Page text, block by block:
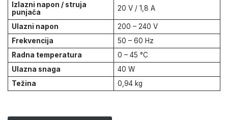
Izlazni napon / struja
punjača
20 V / 1,8 A
Ulazni napon
200 – 240 V
Frekvencija
50 – 60 Hz
Radna temperatura
0 – 45 °C
Ulazna snaga
40 W
Težina
0,94 kg